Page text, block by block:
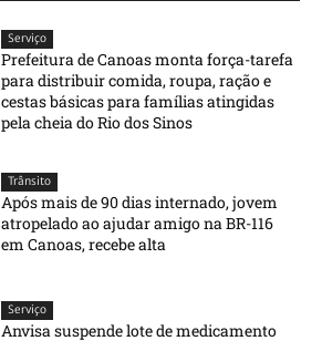
Serviço
Prefeitura de Canoas monta força-tarefa
para distribuir comida, roupa, ração e
cestas básicas para famílias atingidas
pela cheia do Rio dos Sinos
Trânsito
Após mais de 90 dias internado, jovem
atropelado ao ajudar amigo na BR-116
em Canoas, recebe alta
Serviço
Anvisa suspende lote de medicamento